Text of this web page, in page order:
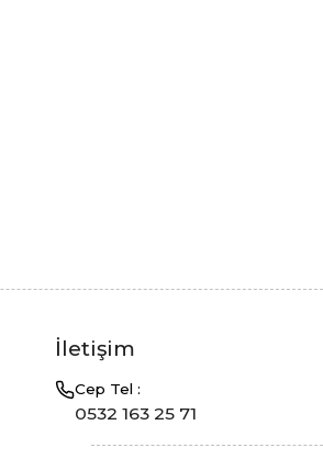
İletişim
Cep Tel :
0532 163 25 71